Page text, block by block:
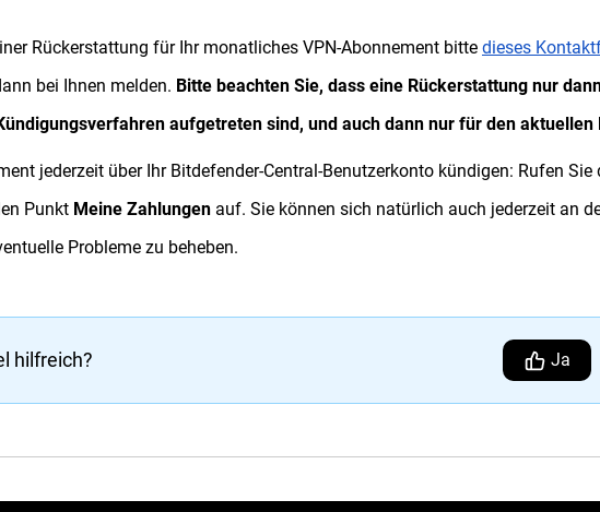
Rückerstattung für Ihr monatliches VPN-Abonnement bitte dieses
bei Ihnen melden. Bitte beachten Sie, dass eine Rückerstattung nur
aufgetreten sind, und auch dann nur für den aktuellen
jederzeit über Ihr Bitdefender-Central-Benutzerkonto kündigen: Rufen Sie
Punkt Meine Zahlungen auf. Sie können sich natürlich auch jederzeit an
Probleme zu beheben.
hilfreich? Ja